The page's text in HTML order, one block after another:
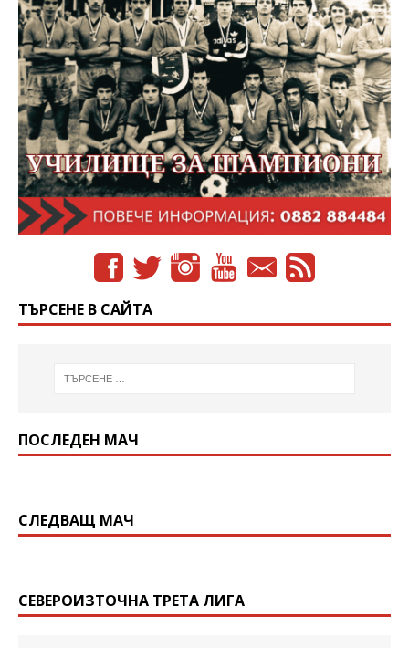
ТЪРСЕНЕ В САЙТА
ПОСЛЕДЕН МАЧ
СЛЕДВАЩ МАЧ
СЕВЕРОИЗТОЧНА ТРЕТА ЛИГА